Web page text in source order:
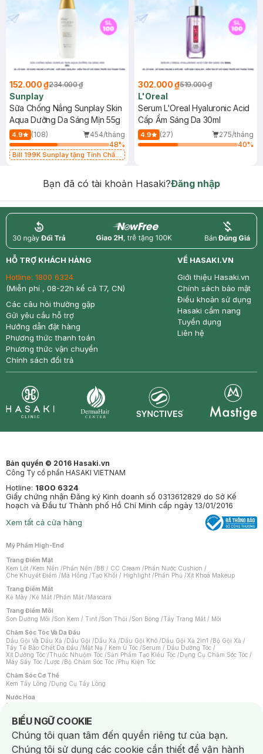
152.000 ₫234.000 ₫
Sunplay
Sữa Chống Nắng Sunplay Skin
Aqua Dưỡng Da Sáng Mịn 55g
4.9 (108)
454/tháng
48%
Bill 199K Sunplay tặng Tinh Chất
302.000 ₫519.000 ₫
L'Oreal
Serum L'Oreal Hyaluronic Acid
Cấp Ẩm Sáng Da 30ml
4.9 (27)
275/tháng
40%
Bạn đã có tài khoản Hasaki?Đăng nhập
return nowfree price
HỖ TRỢ KHÁCH HÀNG
Hotline: 1800 6324
(Miễn phí , 08-22h kể cả T7, CN)
Các câu hỏi thường gặp
Gửi yêu cầu hỗ trợ
Hướng dẫn đặt hàng
Phương thức thanh toán
Phương thức vận chuyển
Chính sách đổi trả
VỀ HASAKI.VN
Giới thiệu Hasaki.vn
Chính sách bảo mật
Điều khoản sử dụng
Hasaki cẩm nang
Tuyển dụng
Liên hệ
Bản quyền © 2016 Hasaki.vn
Công Ty cổ phần HASAKI VIETNAM
Hotline: 1800 6324
Giấy chứng nhận Đăng ký Kinh doanh số 0313612829 do Sở Kế
hoạch và Đầu tư Thành phố Hồ Chí Minh cấp ngày 13/01/2016
Xem tất cả cửa hàng
Mỹ Phẩm High-End
Trang Điểm Mặt
Kem Lót /Kem Nền /Phấn Nền /BB / CC Cream /Phấn Nước Cushion /
Che Khuyết Điểm /Má Hồng /Tạo Khối / Highlight /Phấn Phủ /Xịt Khoá Makeup
Trang Điểm Mắt
Kẻ Mày /Kẻ Mắt /Phấn Mắt /Mascara
Trang Điểm Môi
Son Dưỡng Môi /Son Kem / Tint /Son Thỏi /Son Bóng /Tẩy Trang Mắt / Môi
Chăm Sóc Tóc Và Da Đầu
Dầu Gội Và Dầu Xả /Dầu Gội /Dầu Xả /Dầu Gội Khô /Dầu Gội Xả 2in1 /Bộ Gội Xả /
Tẩy Tế Bào Chết Da Đầu /Mặt Nạ / Kem Ủ Tóc /Serum / Dầu Dưỡng Tóc /
Xịt Dưỡng Tóc /Thuốc Nhuộm Tóc /Sản Phẩm Tạo Kiểu Tóc /Dụng Cụ Chăm Sóc Tóc /
Máy Sấy Tóc /Lược /Bộ Chăm Sóc Tóc /Phụ Kiện Tóc
Chăm Sóc Cơ Thể
Kem Tẩy Lông /Dụng Cụ Tẩy Lông
Nước Hoa
Nước Hoa Nữ
Chăm Sóc Cá Nhân
Chống Muỗi /Khẩu Trang /Máy Massage/Mặt Nạ Xông Hơi /Nước Rửa Tay/
Sản Phẩm Chăm Sóc Khác /Bàn Chải Đánh Răng /Bàn Chải Điện/
Hỗ Trợ Trắng Răng/Kem Đánh Răng /Máy Tăm Nước/ Nước Súc Miệng/
BIỂU NGỮ COOKIE
Notice about cookies usage
Chúng tôi quan tâm đến quyền riêng tư của bạn.
Chúng tôi sử dụng các cookie cần thiết để vận hành